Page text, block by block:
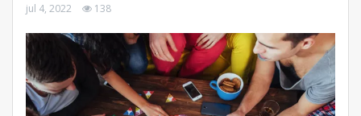
jul 4, 2022 138